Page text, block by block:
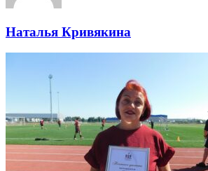
Наталья Кривякина